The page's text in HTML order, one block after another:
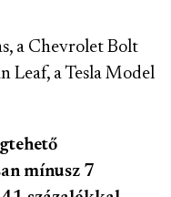
a Chevrolet Bolt
Leaf, a Tesla Model
mínusz 7